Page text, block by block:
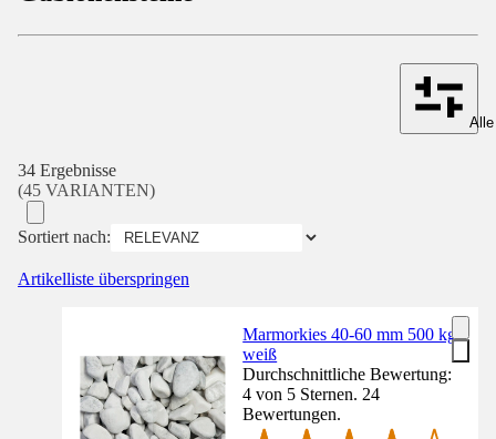
34 Ergebnisse
(45 VARIANTEN)
Sortiert nach:
Artikelliste überspringen
Marmorkies 40-60 mm 500 kg
weiß
Durchschnittliche Bewertung:
4 von 5 Sternen. 24
Bewertungen.